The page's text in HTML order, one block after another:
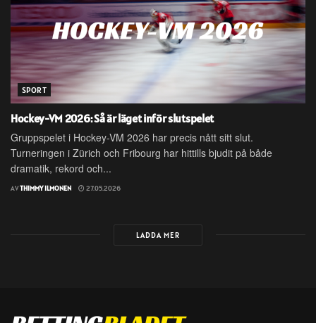
SPORT
Hockey-VM 2026: Så är läget inför slutspelet
Gruppspelet i Hockey-VM 2026 har precis nått sitt slut.
Turneringen i Zürich och Fribourg har hittills bjudit på både
dramatik, rekord och...
AVTHIMMY ILMONEN 27.05.2026
LADDA MER